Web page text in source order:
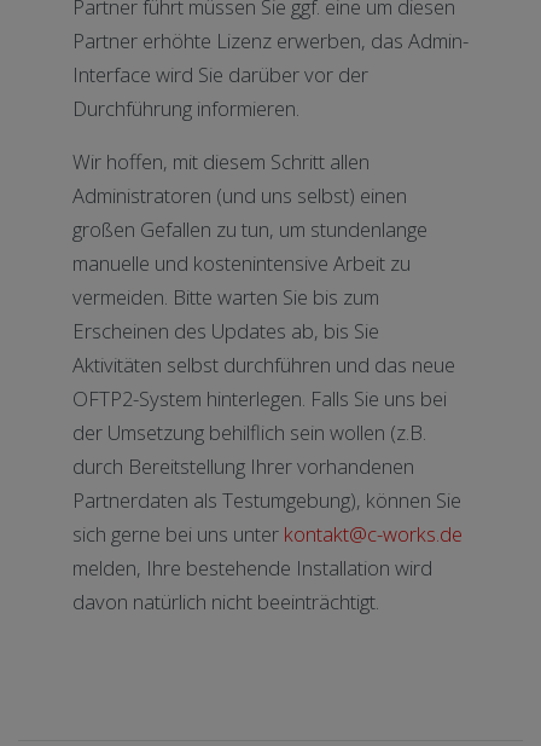
Partner führt müssen Sie ggf. eine um diesen
Partner erhöhte Lizenz erwerben, das Admin-
Interface wird Sie darüber vor der
Durchführung informieren.
Wir hoffen, mit diesem Schritt allen
Administratoren (und uns selbst) einen
großen Gefallen zu tun, um stundenlange
manuelle und kostenintensive Arbeit zu
vermeiden. Bitte warten Sie bis zum
Erscheinen des Updates ab, bis Sie
Aktivitäten selbst durchführen und das neue
OFTP2-System hinterlegen. Falls Sie uns bei
der Umsetzung behilflich sein wollen (z.B.
durch Bereitstellung Ihrer vorhandenen
Partnerdaten als Testumgebung), können Sie
sich gerne bei uns unter kontakt@c-works.de
melden, Ihre bestehende Installation wird
davon natürlich nicht beeinträchtigt.